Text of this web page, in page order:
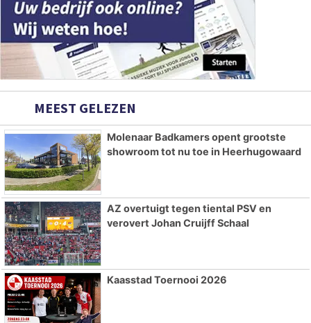
MEEST GELEZEN
Molenaar Badkamers opent grootste
showroom tot nu toe in Heerhugowaard
AZ overtuigt tegen tiental PSV en
verovert Johan Cruijff Schaal
Kaasstad Toernooi 2026